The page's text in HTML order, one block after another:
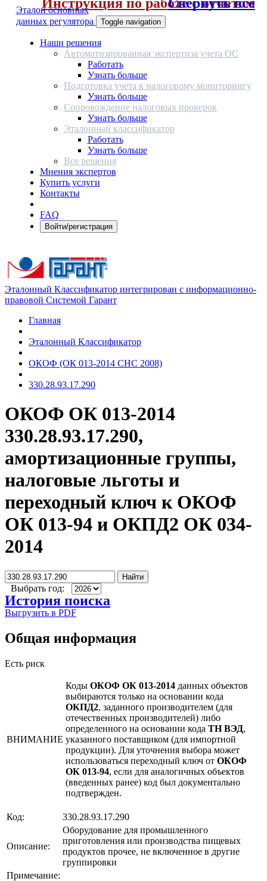
Эталон основных
данных регулятора
Toggle navigation
Наши решения
Автоматизированная экспертиза учета ОС
Работать
Узнать больше
Подготовка учета к налоговому мониторингу
Узнать больше
Сопровождение налоговых проверок
Узнать больше
Эталонный классификатор
Работать
Узнать больше
Все решения
Мнения экспертов
Купить услуги
Контакты
FAQ
Войти/регистрация
Эталонный Классификатор интегрирован с информационно-
правовой Системой Гарант
Главная
Эталонный Классификатор
ОКОФ (ОК 013-2014 СНС 2008)
330.28.93.17.290
ОКОФ ОК 013-2014
330.28.93.17.290,
амортизационные группы,
налоговые льготы и
переходный ключ к ОКОФ
ОК 013-94 и ОКПД2 ОК 034-
2014
Найти
Выбрать год:
История поиска
Выгрузить в PDF
Общая информация
Есть риск
ВНИМАНИЕ
Коды ОКОФ ОК 013-2014 данных объектов
выбираются только на основании кода
ОКПД2, заданного производителем (для
отечественных производителей) либо
определенного на основании кода ТН ВЭД,
указанного поставщиком (для импортной
продукции). Для уточнения выбора может
использоваться переходный ключ от ОКОФ
ОК 013-94, если для аналогичных объектов
(введенных ранее) код был документально
подтвержден.
Код: 330.28.93.17.290
Описание:
Оборудование для промышленного
приготовления или производства пищевых
продуктов прочее, не включенное в другие
группировки
Примечание: